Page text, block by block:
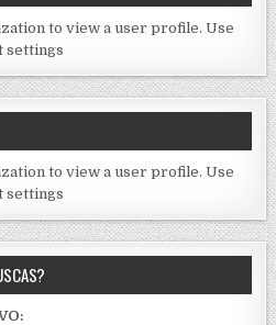
to view a user profile. Use
settings
to view a user profile. Use
settings